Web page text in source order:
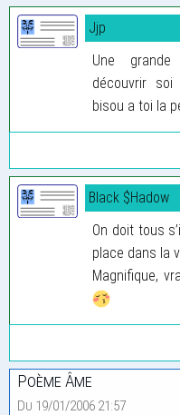
Jjp
Une
découvrir
bisou a toi la
Black $Hadow
On doit tous
place dans la
Magnifique,
Poème Âme
Du 19/01/2006 21:57